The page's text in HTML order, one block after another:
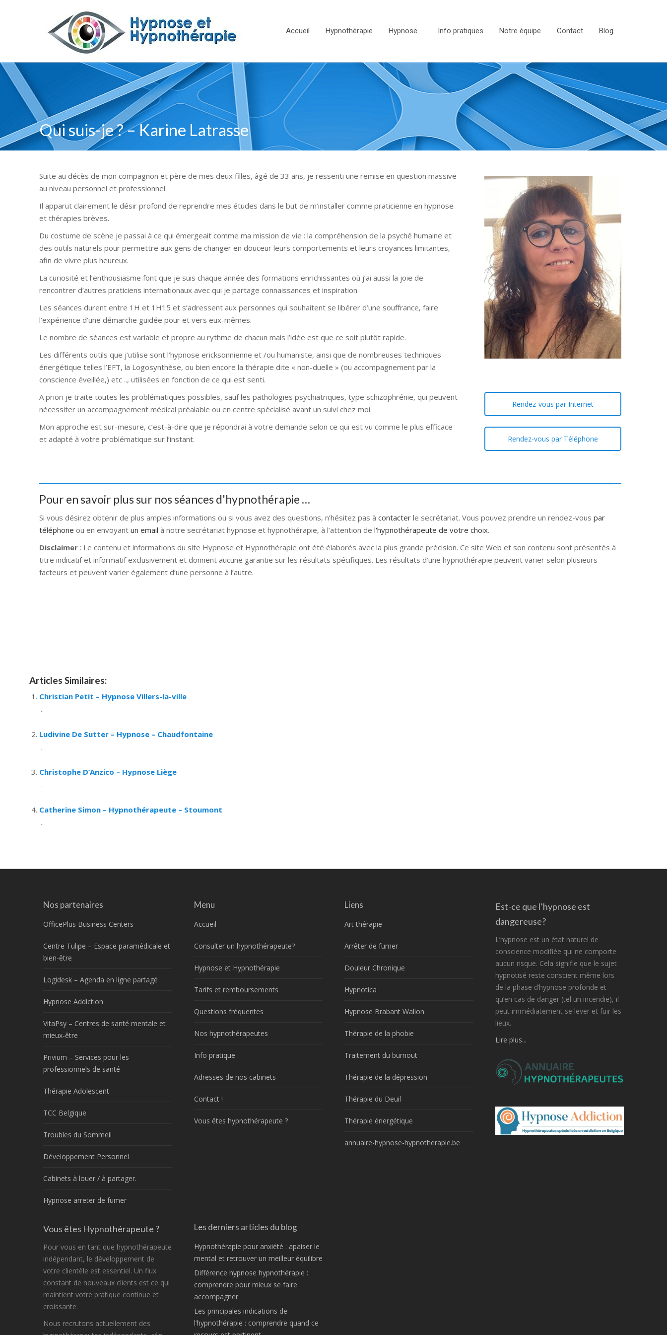
Accueil Hypnothérapie Hypnose… Info pratiques Notre équipe Contact Blog
Qui suis-je ? – Karine Latrasse
Suite au décès de mon compagnon et père de mes deux filles, âgé de 33 ans, je ressenti une remise en question massive
au niveau personnel et professionnel.
Il apparut clairement le désir profond de reprendre mes études dans le but de m’installer comme praticienne en hypnose
et thérapies brèves.
Du costume de scène je passai à ce qui émergeait comme ma mission de vie : la compréhension de la psyché humaine et
des outils naturels pour permettre aux gens de changer en douceur leurs comportements et leurs croyances limitantes,
afin de vivre plus heureux.
La curiosité et l’enthousiasme font que je suis chaque année des formations enrichissantes où j’ai aussi la joie de
rencontrer d’autres praticiens internationaux avec qui je partage connaissances et inspiration.
Les séances durent entre 1H et 1H15 et s’adressent aux personnes qui souhaitent se libérer d’une souffrance, faire
l’expérience d’une démarche guidée pour et vers eux-mêmes.
Le nombre de séances est variable et propre au rythme de chacun mais l’idée est que ce soit plutôt rapide.
Les différents outils que j’utilise sont l’hypnose ericksonnienne et /ou humaniste, ainsi que de nombreuses techniques
énergétique telles l’EFT, la Logosynthèse, ou bien encore la thérapie dite « non-duelle » (ou accompagnement par la
conscience éveillée,) etc .., utilisées en fonction de ce qui est senti.
A priori je traite toutes les problématiques possibles, sauf les pathologies psychiatriques, type schizophrénie, qui peuvent
nécessiter un accompagnement médical préalable ou en centre spécialisé avant un suivi chez moi.
Mon approche est sur-mesure, c’est-à-dire que je répondrai à votre demande selon ce qui est vu comme le plus efficace
et adapté à votre problématique sur l’instant.
Rendez-vous par Internet
Rendez-vous par Téléphone
Pour en savoir plus sur nos séances d'hypnothérapie …
Si vous désirez obtenir de plus amples informations ou si vous avez des questions, n’hésitez pas à contacter le secrétariat. Vous pouvez prendre un rendez-vous par
téléphone ou en envoyant un email à notre secrétariat hypnose et hypnothérapie, à l’attention de l'hypnothérapeute de votre choix.
Disclaimer : Le contenu et informations du site Hypnose et Hypnothérapie ont été élaborés avec la plus grande précision. Ce site Web et son contenu sont présentés à
titre indicatif et informatif exclusivement et donnent aucune garantie sur les résultats spécifiques. Les résultats d’une hypnothérapie peuvent varier selon plusieurs
facteurs et peuvent varier également d’une personne à l’autre.
Articles Similaires:
Christian Petit – Hypnose Villers-la-ville
...
Ludivine De Sutter – Hypnose – Chaudfontaine
...
Christophe D’Anzico – Hypnose Liège
...
Catherine Simon – Hypnothérapeute – Stoumont
...
Nos partenaires
OfficePlus Business Centers
Centre Tulipe – Espace paramédicale et
bien-être
Logidesk – Agenda en ligne partagé
Hypnose Addiction
VitaPsy – Centres de santé mentale et
mieux-être
Privium – Services pour les
professionnels de santé
Thérapie Adolescent
TCC Belgique
Troubles du Sommeil
Développement Personnel
Cabinets à louer / à partager.
Hypnose arreter de fumer
Menu
Accueil
Consulter un hypnothérapeute?
Hypnose et Hypnothérapie
Tarifs et remboursements
Questions fréquentes
Nos hypnothérapeutes
Info pratique
Adresses de nos cabinets
Contact !
Vous êtes hypnothérapeute ?
Liens
Art thérapie
Arrêter de fumer
Douleur Chronique
Hypnotica
Hypnose Brabant Wallon
Thérapie de la phobie
Traitement du burnout
Thérapie de la dépression
Thérapie du Deuil
Thérapie énergétique
annuaire-hypnose-hypnotherapie.be
Est-ce que l’hypnose est
dangereuse?
L’hypnose est un état naturel de
conscience modifiée qui ne comporte
aucun risque. Cela signifie que le sujet
hypnotisé reste conscient même lors
de la phase d’hypnose profonde et
qu’en cas de danger (tel un incendie), il
peut immédiatement se lever et fuir les
lieux.
Lire plus...
Vous êtes Hypnothérapeute ?
Pour vous en tant que hypnothérapeute
indépendant, le développement de
votre clientèle est essentiel. Un flux
constant de nouveaux clients est ce qui
maintient votre pratique continue et
croissante.
Nous recrutons actuellement des
Les derniers articles du blog
Hypnothérapie pour anxiété : apaiser le
mental et retrouver un meilleur équilibre
Différence hypnose hypnothérapie :
comprendre pour mieux se faire
accompagner
Les principales indications de
l’hypnothérapie : comprendre quand ce